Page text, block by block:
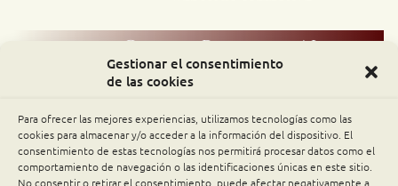
Gestionar el consentimiento
de las cookies
Para ofrecer las mejores experiencias, utilizamos tecnologías como las
cookies para almacenar y/o acceder a la información del dispositivo. El
consentimiento de estas tecnologías nos permitirá procesar datos como el
comportamiento de navegación o las identificaciones únicas en este sitio.
No consentir o retirar el consentimiento, puede afectar negativamente a
Comic Readers / Index
Comic Rocket
Piperka